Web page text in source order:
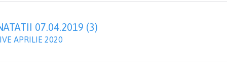
07.04.2019 (3)
APRILIE 2020